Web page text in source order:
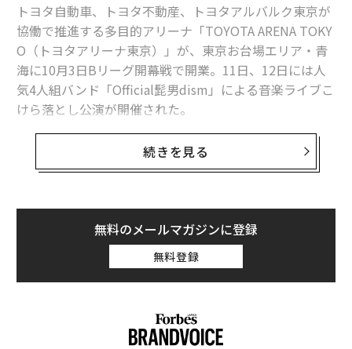
トヨタ自動車、トヨタ不動産、トヨタアルバルク東京が
協働で推進する多目的アリーナ「TOYOTA ARENA TOKY
O（トヨタアリーナ東京）」が、東京お台場エリア・青
海に10月3日Bリーグ開幕戦で開業。11日、12日には人
気4人組バンド「Official髭男dism」による音楽ライブこ
けら落とし公演が開催された。
男子プロバスケットボールBリーグB1のアルバルク東京
のホームアリーナで、収容客数は約1万人（音楽興行時
もめ・青海駅から徒歩4〜5分というアクセスを誇り、初
年度は貸館を含めて稼働率ほぼ100％、150万人程度の集
客を見込んでいる。
周辺地域では、東京都が臨海副都心の新たなランドマー
ウンテン（仮称）」（2026年3月完成予定）や、テレビ
朝日が建設中の複合型エンタテインメント施設「TOKYO
続きを見る
無料のメールマガジンに登録
無料登録